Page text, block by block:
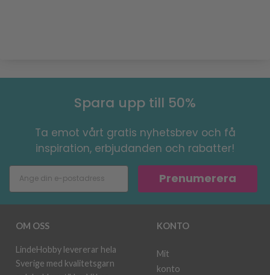
Spara upp till 50%
Ta emot vårt gratis nyhetsbrev och få
inspiration, erbjudanden och rabatter!
Prenumerera
OM OSS
LindeHobby levererar hela
Sverige med kvalitetsgarn
KONTO
Mit
konto